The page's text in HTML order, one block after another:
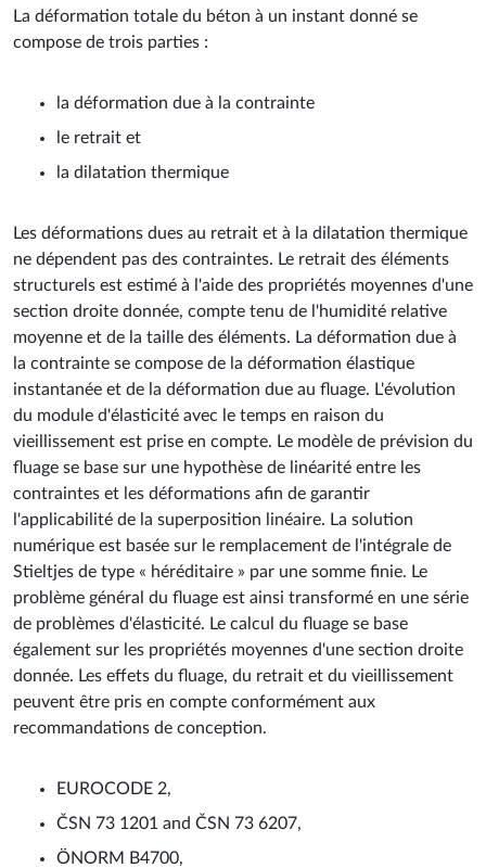
La déformation totale du béton à un instant donné se
compose de trois parties :
la déformation due à la contrainte
le retrait et
la dilatation thermique
Les déformations dues au retrait et à la dilatation thermique
ne dépendent pas des contraintes. Le retrait des éléments
structurels est estimé à l'aide des propriétés moyennes d'une
section droite donnée, compte tenu de l'humidité relative
moyenne et de la taille des éléments. La déformation due à
la contrainte se compose de la déformation élastique
instantanée et de la déformation due au fluage. L'évolution
du module d'élasticité avec le temps en raison du
vieillissement est prise en compte. Le modèle de prévision du
fluage se base sur une hypothèse de linéarité entre les
contraintes et les déformations afin de garantir
l'applicabilité de la superposition linéaire. La solution
numérique est basée sur le remplacement de l'intégrale de
Stieltjes de type « héréditaire » par une somme finie. Le
problème général du fluage est ainsi transformé en une série
de problèmes d'élasticité. Le calcul du fluage se base
également sur les propriétés moyennes d'une section droite
donnée. Les effets du fluage, du retrait et du vieillissement
peuvent être pris en compte conformément aux
recommandations de conception.
EUROCODE 2,
ČSN 73 1201 and ČSN 73 6207,
ÖNORM B4700,